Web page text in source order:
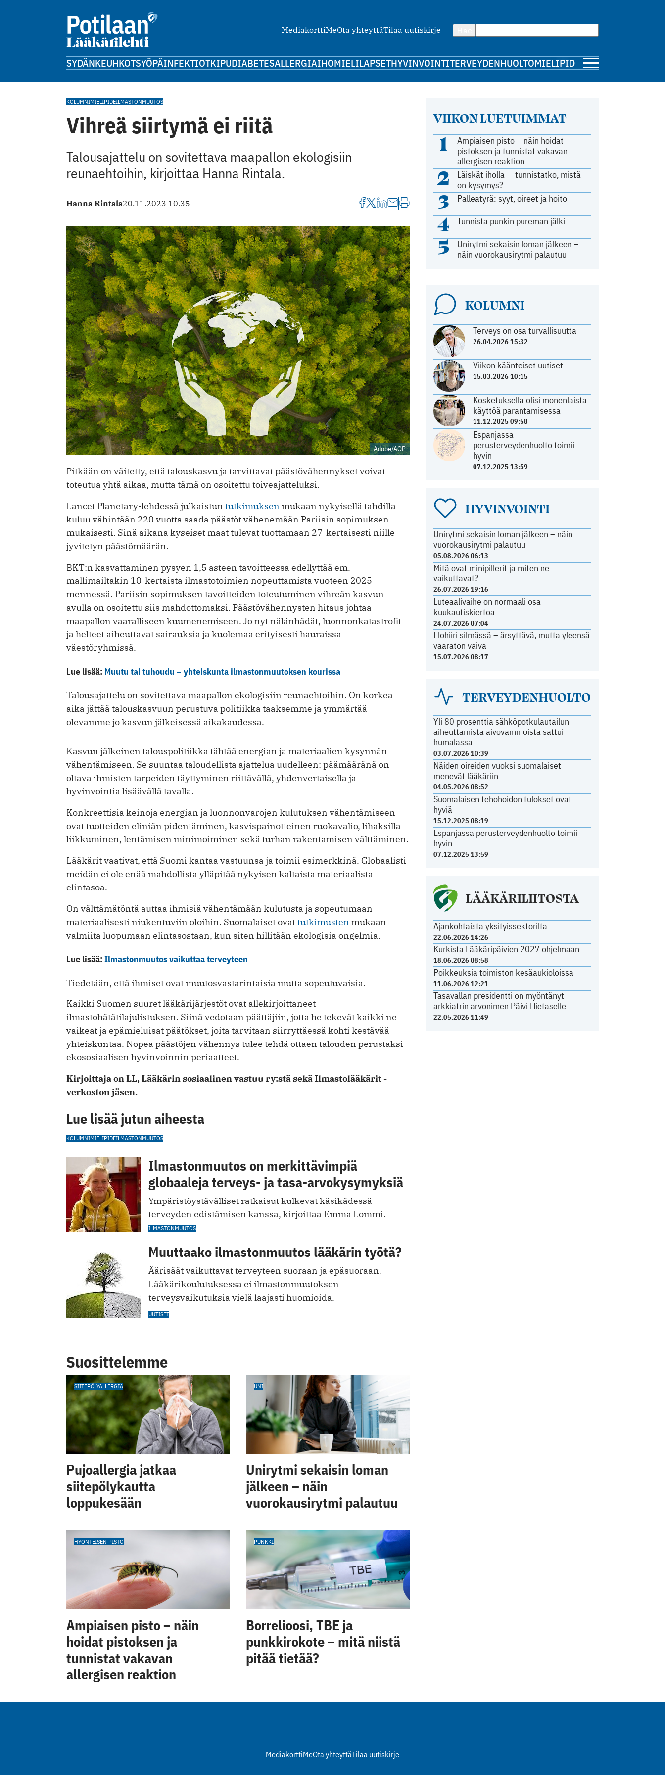
MediakorttiMeOta yhteyttäTilaa uutiskirje
SYDÄNKEUHKOTSYÖPÄINFEKTIOTKIPUDIABETESALLERGIAIHOMIELILAPSETHYVINVOINTITERVEYDENHUOLTOMIELIPIDE
VIIKON LUETUIMMAT
1
Ampiaisen pisto – näin hoidat
pistoksen ja tunnistat vakavan
allergisen reaktion
2
Läiskät iholla — tunnistatko, mistä
on kysymys?
3 Palleatyrä: syyt, oireet ja hoito
4 Tunnista punkin pureman jälki
5
Unirytmi sekaisin loman jälkeen –
näin vuorokausirytmi palautuu
KOLUMNI
Terveys on osa turvallisuutta
26.04.2026 15:32
Viikon käänteiset uutiset
15.03.2026 10:15
Kosketuksella olisi monenlaista
käyttöä parantamisessa
11.12.2025 09:58
Espanjassa
perusterveydenhuolto toimii
hyvin
07.12.2025 13:59
HYVINVOINTI
Unirytmi sekaisin loman jälkeen – näin
vuorokausirytmi palautuu
05.08.2026 06:13
Mitä ovat minipillerit ja miten ne
vaikuttavat?
26.07.2026 19:16
Luteaalivaihe on normaali osa
kuukautiskiertoa
24.07.2026 07:04
Elohiiri silmässä – ärsyttävä, mutta yleensä
vaaraton vaiva
15.07.2026 08:17
TERVEYDENHUOLTO
Yli 80 prosenttia sähköpotkulautailun
aiheuttamista aivovammoista sattui
humalassa
03.07.2026 10:39
Näiden oireiden vuoksi suomalaiset
menevät lääkäriin
04.05.2026 08:52
Suomalaisen tehohoidon tulokset ovat
hyviä
15.12.2025 08:19
Espanjassa perusterveydenhuolto toimii
hyvin
07.12.2025 13:59
LÄÄKÄRILIITOSTA
Ajankohtaista yksityissektorilta
22.06.2026 14:26
Kurkista Lääkäripäivien 2027 ohjelmaan
18.06.2026 08:58
Poikkeuksia toimiston kesäaukioloissa
11.06.2026 12:21
Tasavallan presidentti on myöntänyt
arkkiatrin arvonimen Päivi Hietaselle
22.05.2026 11:49
KOLUMNIMIELIPIDEILMASTONMUUTOS
Vihreä siirtymä ei riitä
Talousajattelu on sovitettava maapallon ekologisiin
reunaehtoihin, kirjoittaa Hanna Rintala.
Hanna Rintala20.11.2023 10.35
Adobe/AOP
Pitkään on väitetty, että talouskasvu ja tarvittavat päästövähennykset voivat
toteutua yhtä aikaa, mutta tämä on osoitettu toiveajatteluksi.
Lancet Planetary-lehdessä julkaistun tutkimuksen mukaan nykyisellä tahdilla
kuluu vähintään 220 vuotta saada päästöt vähenemään Pariisin sopimuksen
mukaisesti. Sinä aikana kyseiset maat tulevat tuottamaan 27-kertaisesti niille
jyvitetyn päästömäärän.
BKT:n kasvattaminen pysyen 1,5 asteen tavoitteessa edellyttää em.
mallimailtakin 10-kertaista ilmastotoimien nopeuttamista vuoteen 2025
mennessä. Pariisin sopimuksen tavoitteiden toteutuminen vihreän kasvun
avulla on osoitettu siis mahdottomaksi. Päästövähennysten hitaus johtaa
maapallon vaaralliseen kuumenemiseen. Jo nyt nälänhädät, luonnonkatastrofit
ja helteet aiheuttavat sairauksia ja kuolemaa erityisesti hauraissa
väestöryhmissä.
Lue lisää: Muutu tai tuhoudu – yhteiskunta ilmaston­muutoksen kourissa
Talousajattelu on sovitettava maapallon ekologisiin reunaehtoihin. On korkea
aika jättää talouskasvuun perustuva politiikka taaksemme ja ymmärtää
olevamme jo kasvun jälkeisessä aikakaudessa.
Kasvun jälkeinen talouspolitiikka tähtää energian ja materiaalien kysynnän
vähentämiseen. Se suuntaa taloudellista ajattelua uudelleen: päämääränä on
oltava ihmisten tarpeiden täyttyminen riittävällä, yhdenvertaisella ja
hyvinvointia lisäävällä tavalla.
Konkreettisia keinoja energian ja luonnonvarojen kulutuksen vähentämiseen
ovat tuotteiden eliniän pidentäminen, kasvispainotteinen ruokavalio, lihaksilla
liikkuminen, lentämisen minimoiminen sekä turhan rakentamisen välttäminen.
Lääkärit vaativat, että Suomi kantaa vastuunsa ja toimii esimerkkinä. Globaalisti
meidän ei ole enää mahdollista ylläpitää nykyisen kaltaista materiaalista
elintasoa.
On välttämätöntä auttaa ihmisiä vähentämään kulutusta ja sopeutumaan
materiaalisesti niukentuviin oloihin. Suomalaiset ovattutkimusten mukaan
valmiita luopumaan elintasostaan, kun siten hillitään ekologisia ongelmia.
Lue lisää:Ilmastonmuutos vaikuttaa terveyteen
Tiedetään, että ihmiset ovat muutosvastarintaisia mutta sopeutuvaisia.
Kaikki Suomen suuret lääkärijärjestöt ovat allekirjoittaneet
ilmastohätätilajulistuksen. Siinä vedotaan päättäjiin, jotta he tekevät kaikki ne
vaikeat ja epämieluisat päätökset, joita tarvitaan siirryttäessä kohti kestävää
yhteiskuntaa. Nopea päästöjen vähennys tulee tehdä ottaen talouden perustaksi
ekososiaalisen hyvinvoinnin periaatteet.
Kirjoittaja on LL, Lääkärin sosiaalinen vastuu ry:stä sekä Ilmastolääkärit -
verkoston jäsen.
Lue lisää jutun aiheesta
KOLUMNIMIELIPIDEILMASTONMUUTOS
Ilmastonmuutos on merkittävimpiä
globaaleja terveys- ja tasa-arvokysymyksiä
Ympäristöystävälliset ratkaisut kulkevat käsikädessä
terveyden edistämisen kanssa, kirjoittaa Emma Lommi.
ILMASTONMUUTOS
Muuttaako ilmastonmuutos lääkärin työtä?
Äärisäät vaikuttavat terveyteen suoraan ja epäsuoraan.
Lääkäri­koulutuksessa ei ­ilmaston­muutoksen
terveysvaikutuksia vielä laajasti ­huomioida.
UUTISET
Suosittelemme
SIITEPÖLYALLERGIA
Pujoallergia jatkaa
siitepölykautta
loppukesään
UNI
Unirytmi sekaisin loman
jälkeen – näin
vuorokausirytmi palautuu
HYÖNTEISEN PISTO
Ampiaisen pisto – näin
hoidat pistoksen ja
tunnistat vakavan
allergisen reaktion
PUNKKI
Borrelioosi, TBE ja
punkkirokote – mitä niistä
pitää tietää?
MediakorttiMeOta yhteyttäTilaa uutiskirje